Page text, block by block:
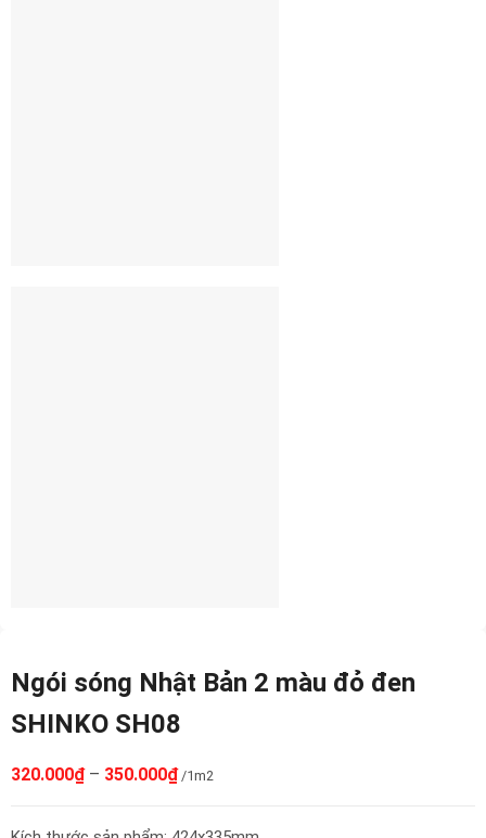
Ngói sóng Nhật Bản 2 màu đỏ đen
SHINKO SH08
320.000₫– 350.000₫/1m2